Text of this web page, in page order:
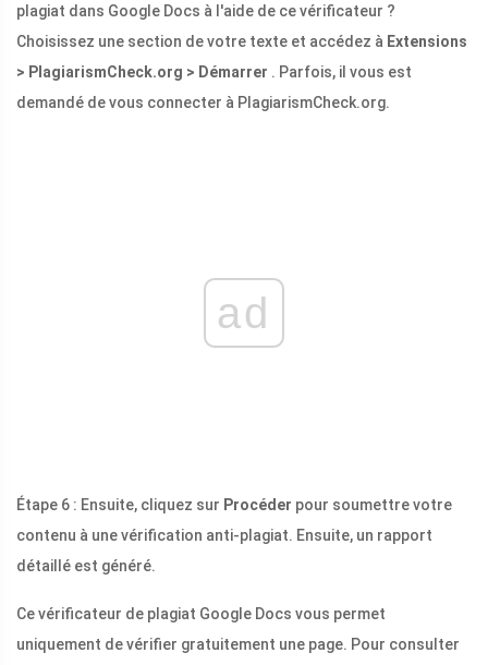
plagiat dans Google Docs à l'aide de ce vérificateur ?
Choisissez une section de votre texte et accédez à Extensions
> PlagiarismCheck.org > Démarrer . Parfois, il vous est
demandé de vous connecter à PlagiarismCheck.org.
ad
Étape 6 : Ensuite, cliquez sur Procéder pour soumettre votre
contenu à une vérification anti-plagiat. Ensuite, un rapport
détaillé est généré.
Ce vérificateur de plagiat Google Docs vous permet
uniquement de vérifier gratuitement une page. Pour consulter